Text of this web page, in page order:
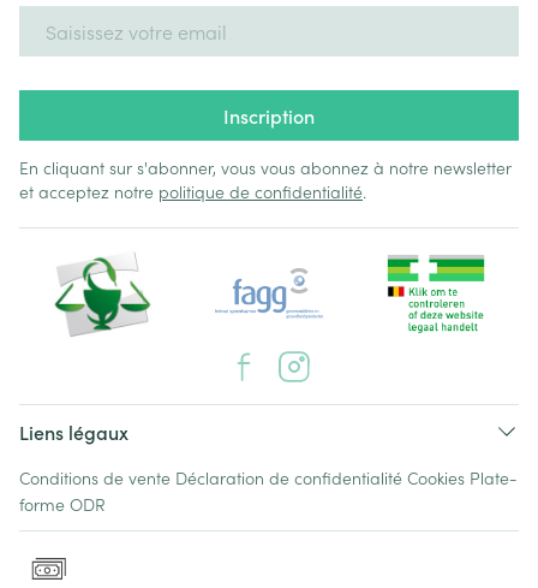
Inscription
En cliquant sur s'abonner, vous vous abonnez à notre newsletter
et acceptez notre politique de confidentialité.
Liens légaux
Conditions de vente Déclaration de confidentialité Cookies Plate-
forme ODR